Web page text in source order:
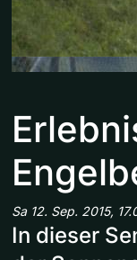
Sa 12. Sep. 2015,
In dieser